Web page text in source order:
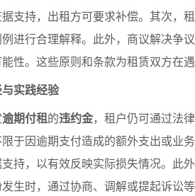
支持，出租方可要求补偿。其次，
进行合理解释。此外，商议解决争
性。这些原则和条款为租赁双方在
实践经验
逾期付租的违约金，租户仍可通过法
于因逾期支付造成的额外支出或业
持，以有效反映实际损失情况。此
生时，通过协商、调解或提起诉讼